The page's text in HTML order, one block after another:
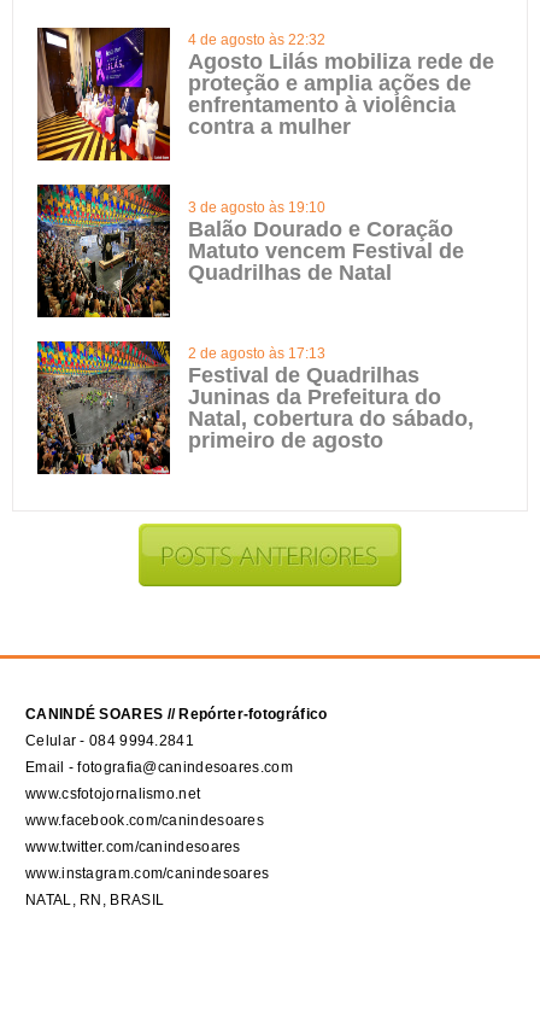
4 de agosto às 22:32
Agosto Lilás mobiliza rede de
proteção e amplia ações de
enfrentamento à violência
contra a mulher
3 de agosto às 19:10
Balão Dourado e Coração
Matuto vencem Festival de
Quadrilhas de Natal
2 de agosto às 17:13
Festival de Quadrilhas
Juninas da Prefeitura do
Natal, cobertura do sábado,
primeiro de agosto
CANINDÉ SOARES // Repórter-fotográfico
Celular - 084 9994.2841
Email - fotografia@canindesoares.com
www.csfotojornalismo.net
www.facebook.com/canindesoares
www.twitter.com/canindesoares
www.instagram.com/canindesoares
NATAL, RN, BRASIL